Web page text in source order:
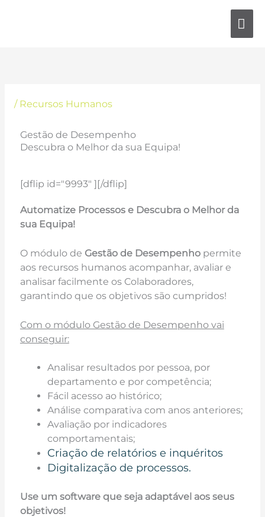
/ Recursos Humanos
Gestão de Desempenho
Descubra o Melhor da sua Equipa!
[dflip id="9993" ][/dflip]
Automatize Processos e Descubra o Melhor da
sua Equipa!
O módulo de Gestão de Desempenhopermite
aos recursos humanos acompanhar, avaliar e
analisar facilmente os Colaboradores,
garantindo que os objetivos são cumpridos!
Com o módulo Gestão de Desempenho vai
conseguir:
Analisar resultados por pessoa, por
departamento e por competência;
Fácil acesso ao histórico;
Análise comparativa com anos anteriores;
Avaliação por indicadores
comportamentais;
Criação de relatórios e inquéritos
Digitalização de processos.
Use um software que seja adaptável aos seus
objetivos!